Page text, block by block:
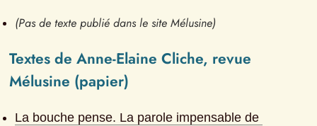
(Pas de texte publié dans le site Mélusine)
Textes de Anne-Elaine Cliche, revue
Mélusine (papier)
La bouche pense. La parole impensable de